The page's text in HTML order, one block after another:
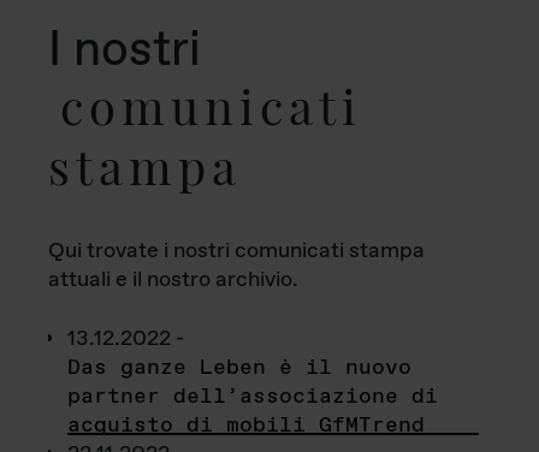
I nostri
comunicati
stampa
Qui trovate i nostri comunicati stampa
attuali e il nostro archivio.
13.12.2022 -
Das ganze Leben è il nuovo
partner dell’associazione di
acquisto di mobili GfMTrend